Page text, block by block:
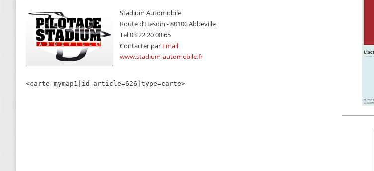
Stadium Automobile
Route d’Hesdin - 80100 Abbeville
Tel 03 22 20 08 65
Contacter par Email
www.stadium-automobile.fr
<carte_mymap1|id_article=626|type=carte>